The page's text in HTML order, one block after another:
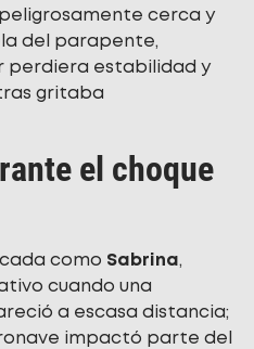
cerca y
del parapente,
perdiera estabilidad y
gritaba
el choque
como Sabrina,
cuando una
a escasa distancia;
impactó parte del